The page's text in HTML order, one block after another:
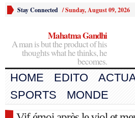
Stay Connected /Sunday, August 09, 2026
Mahatma Gandhi
A man is but the product of his
thoughts what he thinks, he
becomes.
HOME EDITO
SPORTS
MONDE